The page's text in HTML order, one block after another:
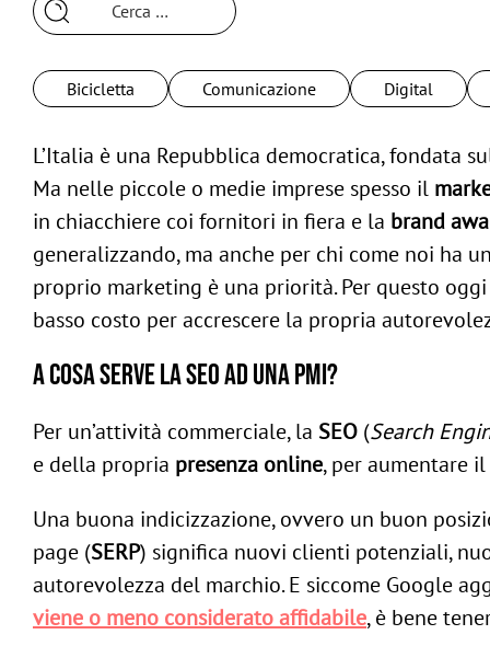
per:
Bicicletta Comunicazione Digital
L’Italia è una Repubblica democratica, fondata
Ma nelle piccole o medie imprese spesso il
in chiacchiere coi fornitori in fiera e la brand
generalizzando, ma anche per chi come noi ha
proprio marketing è una priorità. Per questo
basso costo per accrescere la propria
A cosa serve la SEO ad una PMI?
Per un’attività commerciale, la SEO (Search
e della propria presenza online, per aumentare
Una buona indicizzazione, ovvero un buon
page (SERP) significa nuovi clienti potenziali,
autorevolezza del marchio. E siccome Google
viene o meno considerato affidabile, è bene